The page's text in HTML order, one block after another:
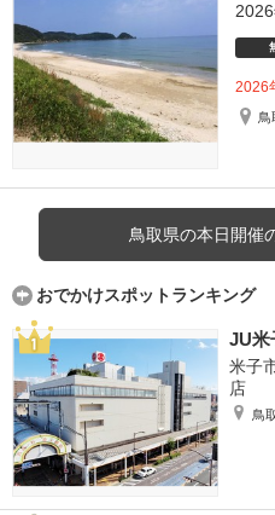
2026
鳥
鳥取県の本日開催
おでかけスポットランキング
JU米
米子
店
鳥